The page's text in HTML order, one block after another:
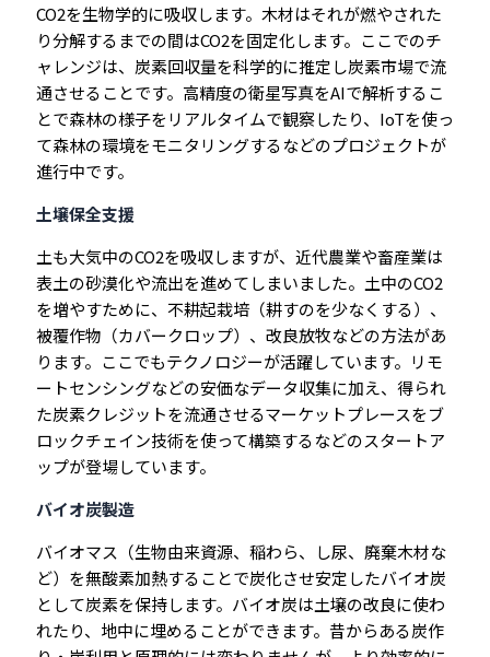
CO2を生物学的に吸収します。木材はそれが燃やされた
り分解するまでの間はCO2を固定化します。ここでのチ
ャレンジは、炭素回収量を科学的に推定し炭素市場で流
通させることです。高精度の衛星写真をAIで解析するこ
とで森林の様子をリアルタイムで観察したり、IoTを使っ
て森林の環境をモニタリングするなどのプロジェクトが
進行中です。
土壌保全支援
土も大気中のCO2を吸収しますが、近代農業や畜産業は
表土の砂漠化や流出を進めてしまいました。土中のCO2
を増やすために、不耕起栽培（耕すのを少なくする）、
被覆作物（カバークロップ）、改良放牧などの方法があ
ります。ここでもテクノロジーが活躍しています。リモ
ートセンシングなどの安価なデータ収集に加え、得られ
た炭素クレジットを流通させるマーケットプレースをブ
ロックチェイン技術を使って構築するなどのスタートア
ップが登場しています。
バイオ炭製造
バイオマス（生物由来資源、稲わら、し尿、廃棄木材な
ど）を無酸素加熱することで炭化させ安定したバイオ炭
として炭素を保持します。バイオ炭は土壌の改良に使わ
れたり、地中に埋めることができます。昔からある炭作